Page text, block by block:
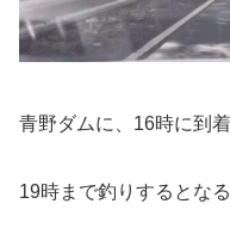
青野ダムに、16時に到着
19時まで釣りするとな